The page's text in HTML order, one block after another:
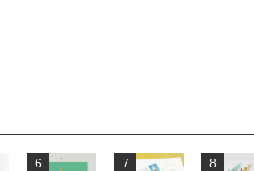
6 7 8